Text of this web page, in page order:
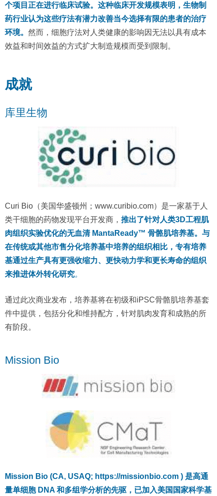
个项目正在进行临床试验。这种临床开发规模表明，生物制
药行业认为这些疗法有潜力改善当今选择有限的患者的治疗
环境。 然而，细胞疗法对人类健康的影响因无法以具有成本
效益和时间效益的方式扩大制造规模而受到限制。
成就
库里生物
Curi Bio（美国华盛顿州；www.curibio.com）是一家基于人
类干细胞的药物发现平台开发商， 推出了针对人类3D工程肌
肉组织实验优化的无血清 MantaReady™ 骨骼肌培养基。与
在传统或其他市售分化培养基中培养的组织相比，专有培养
基通过生产具有更强收缩力、更快动力学和更长寿命的组织
来推进体外转化研究。
通过此次商业发布，培养基将在初级和iPSC骨骼肌培养基套
件中提供，包括分化和维持配方，针对肌肉发育和成熟的所
有阶段。
Mission Bio
Mission Bio (CA, USAQ; https://missionbio.com ) 是高通
量单细胞 DNA 和多组学分析的先驱，已加入美国国家科学基